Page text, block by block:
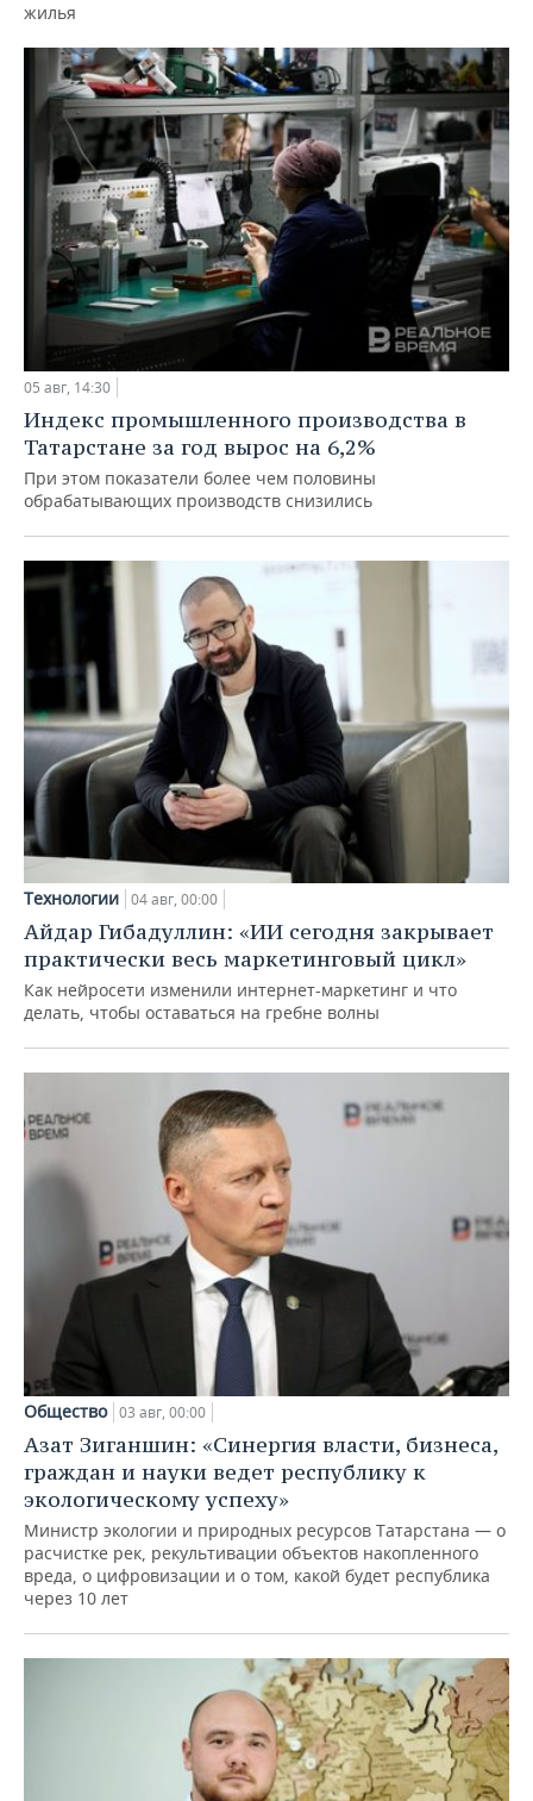
жилья
05 авг, 14:30
Индекс промышленного производства в
Татарстане за год вырос на 6,2%
При этом показатели более чем половины
обрабатывающих производств снизились
Технологии 04 авг, 00:00
Айдар Гибадуллин: «ИИ сегодня закрывает
практически весь маркетинговый цикл»
Как нейросети изменили интернет-маркетинг и что
делать, чтобы оставаться на гребне волны
Общество 03 авг, 00:00
Азат Зиганшин: «Синергия власти, бизнеса,
граждан и науки ведет республику к
экологическому успеху»
Министр экологии и природных ресурсов Татарстана — о
расчистке рек, рекультивации объектов накопленного
вреда, о цифровизации и о том, какой будет республика
через 10 лет